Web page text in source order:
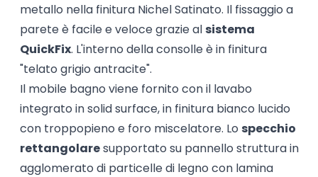
metallo nella finitura Nichel Satinato. Il fissaggio a
parete è facile e veloce grazie al sistema
QuickFix. L'interno della consolle è in finitura
"telato grigio antracite".
Il mobile bagno viene fornito con il lavabo
integrato in solid surface, in finitura bianco lucido
con troppopieno e foro miscelatore. Lo specchio
rettangolaresupportato su pannello struttura in
agglomerato di particelle di legno con lamina